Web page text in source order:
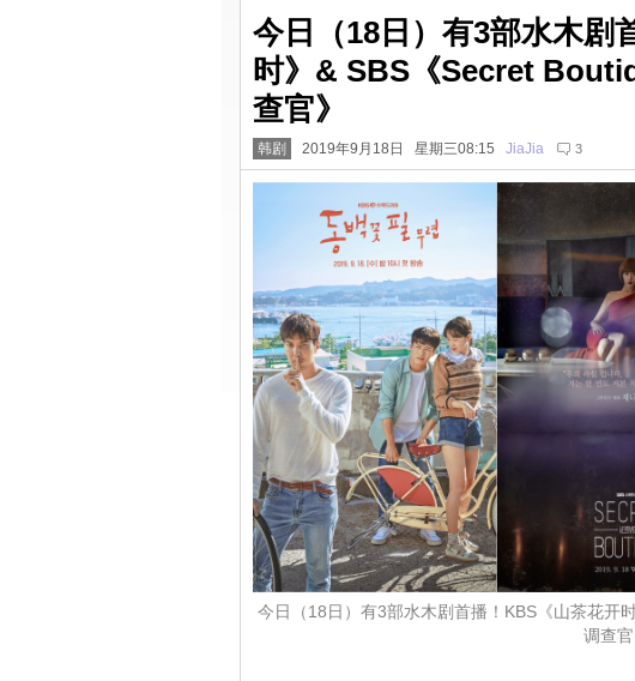
今日（18日）有3部水木剧
时》& SBS《Secret
查官》
韩剧 2019年9月18日 星期三08:15 JiaJia 3
今日（18日）有3部水木剧首播！KBS《山茶花开
调查官